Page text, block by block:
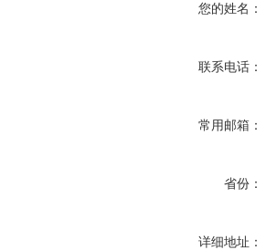
您的姓名：
联系电话：
常用邮箱：
省份：
详细地址：